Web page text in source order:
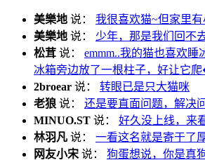
美樂地 说： 我很喜欢猫~但家里
美樂地 说： 少年，那是我们回不
松茸 说： emmm..我的猫也喜欢睡
冰箱旁边放了一根柱子，好让它
2broear 说： 转眼已是只大猫咪
老狼 说： 还是要直面问题，解决
MINUO.ST 说： 好久没上线，来
林羽凡 说： 一看这名就是寄于了
网友小宋 说： 狗蛋想说，你是真